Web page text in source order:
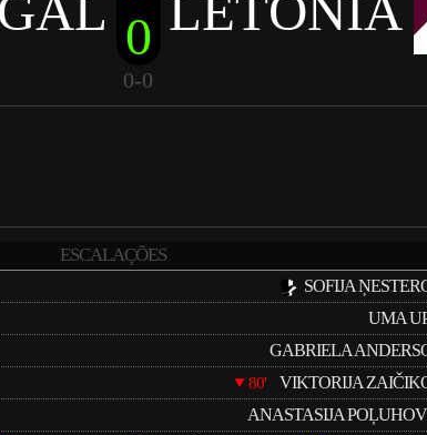
0
0-0
ESCALAÇÕES
SOFIJA
UMA
GABRIELA
80' VIKTORIJA
ANASTASIJA